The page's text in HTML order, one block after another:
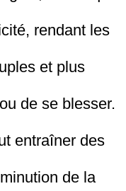
rendant les
et plus
de se blesser.
entraîner des
de la